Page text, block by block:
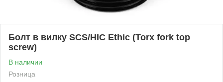
Болт в вилку SCS/HIC Ethic (Torx fork top
screw)
В наличии
Розница